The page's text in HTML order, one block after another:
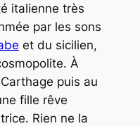
italienne très
par les sons
et du sicilien,
À
puis au
fille rêve
Rien ne la